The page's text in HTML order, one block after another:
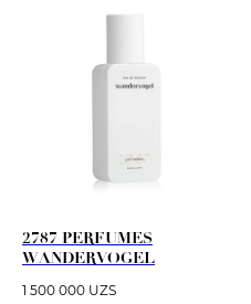
2787 PERFUMES
WANDERVOGEL
1 500 000 UZS